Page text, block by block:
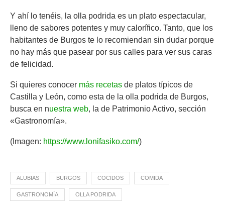
Y ahí lo tenéis, la olla podrida es un plato espectacular,
lleno de sabores potentes y muy calorífico. Tanto, que los
habitantes de Burgos te lo recomiendan sin dudar porque
no hay más que pasear por sus calles para ver sus caras
de felicidad.
Si quieres conocer más recetas de platos típicos de
Castilla y León, como esta de la olla podrida de Burgos,
busca en nuestra web, la de Patrimonio Activo, sección
«Gastronomía».
(Imagen: https://www.lonifasiko.com/)
ALUBIAS BURGOS COCIDOS COMIDA
GASTRONOMÍA OLLA PODRIDA